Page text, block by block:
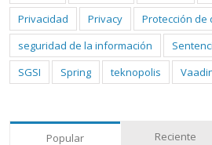
Privacidad
Privacy Protección de
seguridad de la información
SGSI
Spring teknopolis
Popular Reciente